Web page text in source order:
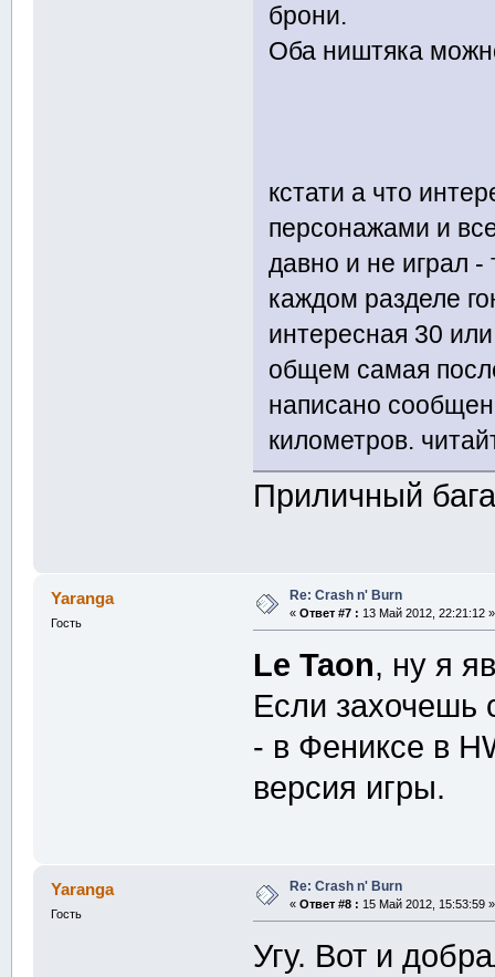
брони.
Оба ништяка
кстати а что
персонажами и
давно и не играл -
каждом разделе
интересная 30
общем самая
написано
километров.
Приличный
Yaranga
Гость
Re: Crash n' Burn
« Ответ #7 : 13 Май 2012, 22:21:12 »
Le Taon, ну я
Если захочешь
- в Фениксе в
версия игры.
Yaranga
Гость
Re: Crash n' Burn
« Ответ #8 : 15 Май 2012, 15:53:59 »
Угу. Вот и